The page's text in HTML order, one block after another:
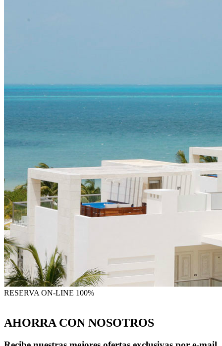
RESERVA ON-LINE 100%
AHORRA CON NOSOTROS